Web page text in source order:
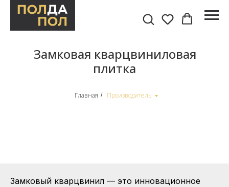
Замковая кварцвиниловая
плитка
Главная / Производитель
Замковый кварцвинил — это инновационное